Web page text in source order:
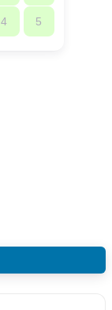
4 5